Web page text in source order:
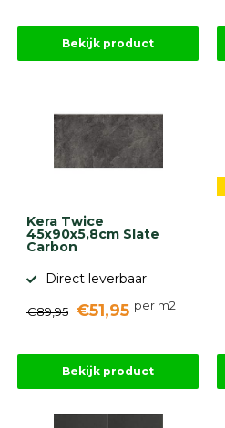
Bekijk product
Kera Twice
45x90x5,8cm Slate
Carbon
Direct leverbaar
€89,95 €51,95 per m2
Bekijk product